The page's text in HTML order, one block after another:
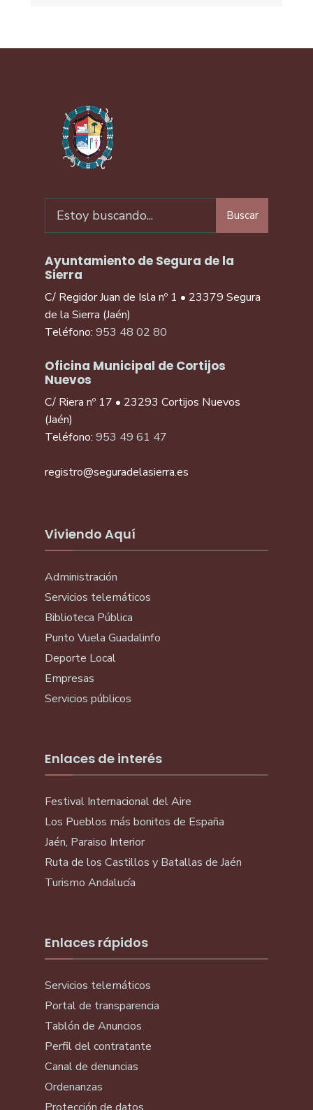
Buscar
Ayuntamiento de Segura de la
Sierra
C/ Regidor Juan de Isla nº 1 • 23379 Segura
de la Sierra (Jaén)
Teléfono: 953 48 02 80
Oficina Municipal de Cortijos
Nuevos
C/ Riera nº 17 • 23293 Cortijos Nuevos
(Jaén)
Teléfono: 953 49 61 47
registro@seguradelasierra.es
Viviendo Aquí
Administración
Servicios telemáticos
Biblioteca Pública
Punto Vuela Guadalinfo
Deporte Local
Empresas
Servicios públicos
Enlaces de interés
Festival Internacional del Aire
Los Pueblos más bonitos de España
Jaén, Paraiso Interior
Ruta de los Castillos y Batallas de Jaén
Turismo Andalucía
Enlaces rápidos
Servicios telemáticos
Portal de transparencia
Tablón de Anuncios
Perfil del contratante
Canal de denuncias
Ordenanzas